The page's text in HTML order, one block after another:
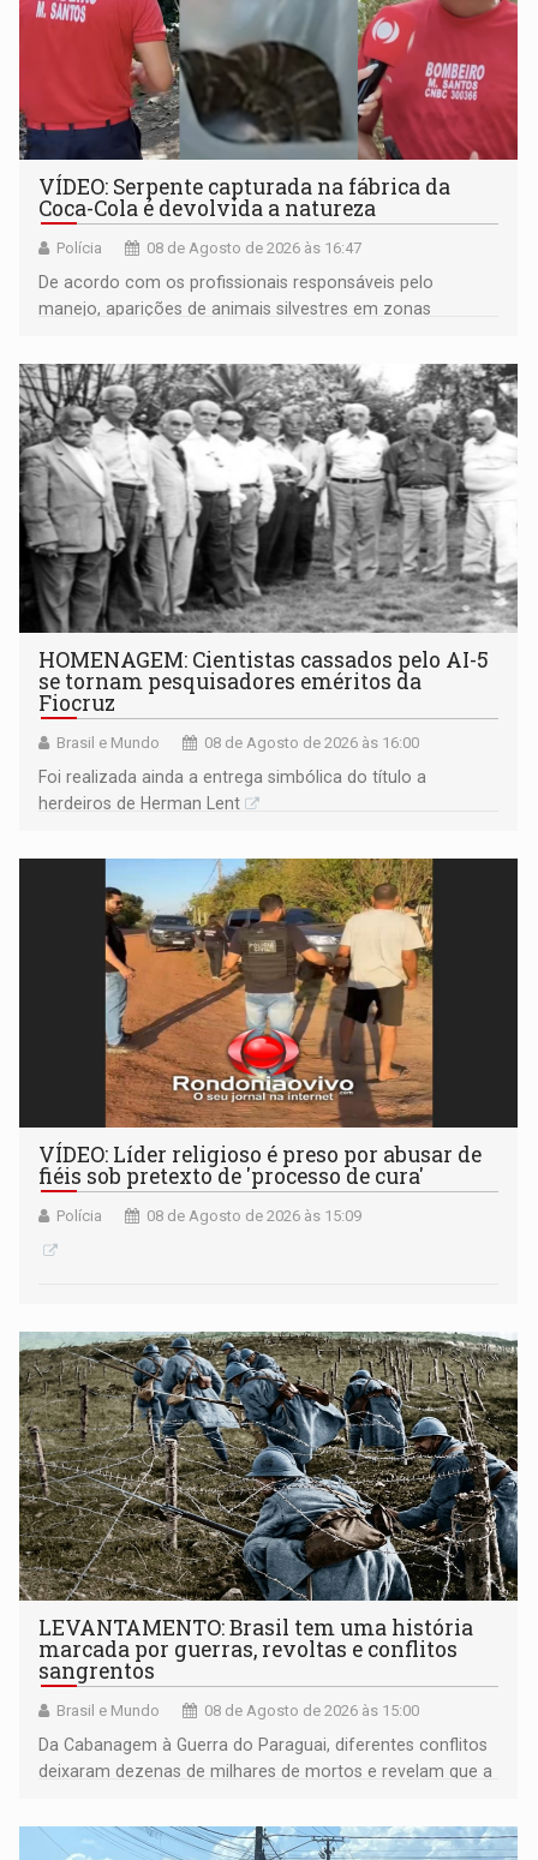
VÍDEO: Serpente capturada na fábrica da
Coca-Cola é devolvida a natureza
Polícia 08 de Agosto de 2026 às 16:47
De acordo com os profissionais responsáveis pelo
manejo, aparições de animais silvestres em zonas
HOMENAGEM: Cientistas cassados pelo AI-5
se tornam pesquisadores eméritos da
Fiocruz
Brasil e Mundo 08 de Agosto de 2026 às 16:00
Foi realizada ainda a entrega simbólica do título a
herdeiros de Herman Lent
VÍDEO: Líder religioso é preso por abusar de
fiéis sob pretexto de 'processo de cura'
Polícia 08 de Agosto de 2026 às 15:09
LEVANTAMENTO: Brasil tem uma história
marcada por guerras, revoltas e conflitos
sangrentos
Brasil e Mundo 08 de Agosto de 2026 às 15:00
Da Cabanagem à Guerra do Paraguai, diferentes conflitos
deixaram dezenas de milhares de mortos e revelam que a
territoriais e sociais